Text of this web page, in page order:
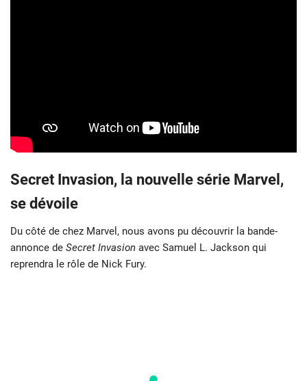
Secret Invasion, la nouvelle série Marvel,
se dévoile
Du côté de chez Marvel, nous avons pu découvrir la bande-
annonce de Secret Invasion avec Samuel L. Jackson qui
reprendra le rôle de Nick Fury.